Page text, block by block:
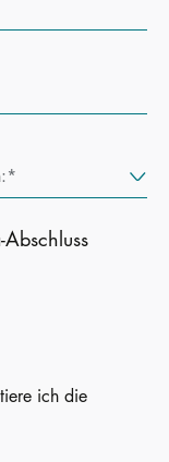
ich die